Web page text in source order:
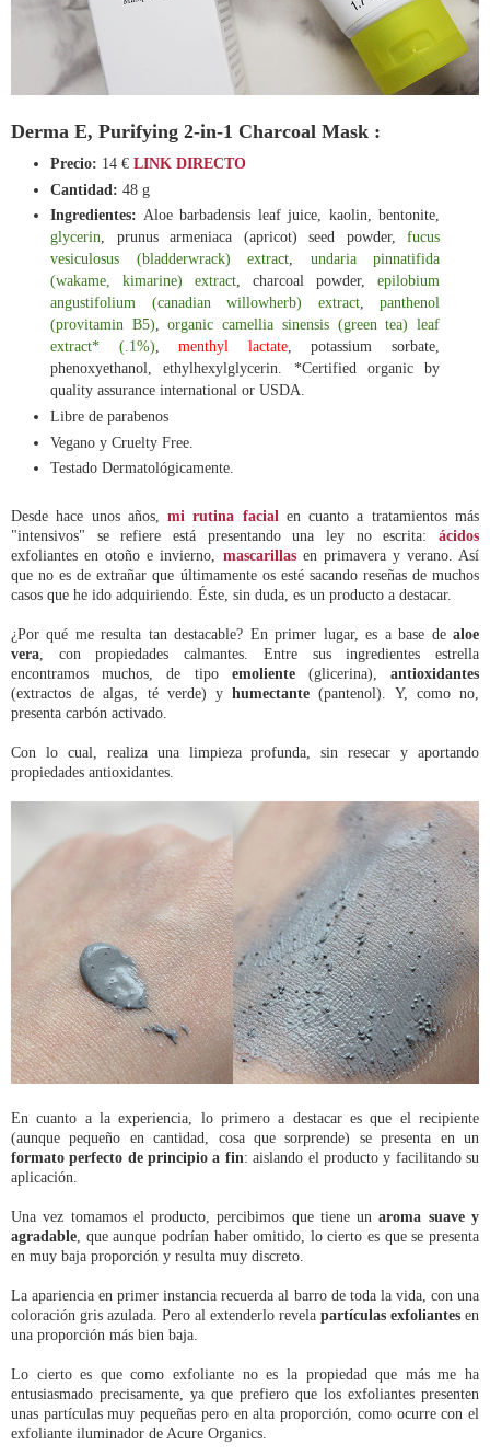
Derma E, Purifying 2-in-1 Charcoal Mask :
Precio: 14 € LINK DIRECTO
Cantidad: 48 g
Ingredientes: Aloe barbadensis leaf juice, kaolin, bentonite,
glycerin, prunus armeniaca (apricot) seed powder, fucus
vesiculosus (bladderwrack) extract, undaria pinnatifida
(wakame, kimarine) extract, charcoal powder, epilobium
angustifolium (canadian willowherb) extract, panthenol
(provitamin B5),organic camellia sinensis (green tea) leaf
extract* (.1%),menthyl lactate, potassium sorbate,
phenoxyethanol, ethylhexylglycerin. *Certified organic by
quality assurance international or USDA.
Libre de parabenos
Vegano y Cruelty Free.
Testado Dermatológicamente.
Desde hace unos años,mi rutina facialen cuanto a tratamientos más
"intensivos" se refiere está presentando una ley no escrita: ácidos
exfoliantes en otoño e invierno, mascarillasen primavera y verano. Así
que no es de extrañar que últimamente os esté sacando reseñas de muchos
casos que he ido adquiriendo. Éste, sin duda, es un producto a destacar.
¿Por qué me resulta tan destacable? En primer lugar, es a base de aloe
vera, con propiedades calmantes. Entre sus ingredientes estrella
encontramos muchos, de tipo emoliente(glicerina),antioxidantes
(extractos de algas, té verde) yhumectante (pantenol). Y, como no,
presenta carbón activado.
Con lo cual, realiza una limpieza profunda, sin resecar y aportando
propiedades antioxidantes.
En cuanto a la experiencia, lo primero a destacar es que el recipiente
(aunque pequeño en cantidad, cosa que sorprende) se presenta en un
formato perfecto de principio a fin: aislando el producto y facilitando su
aplicación.
Una vez tomamos el producto, percibimos que tiene unaroma suave y
agradable , que aunque podrían haber omitido, lo cierto es que se presenta
en muy baja proporción y resulta muy discreto.
La apariencia en primer instancia recuerda al barro de toda la vida, con una
coloración gris azulada. Pero al extenderlo revela partículas exfoliantes en
una proporción más bien baja.
Lo cierto es que como exfoliante no es la propiedad que más me ha
entusiasmado precisamente, ya que prefiero que los exfoliantes presenten
unas partículas muy pequeñas pero en alta proporción, como ocurre con el
exfoliante iluminador de Acure Organics.